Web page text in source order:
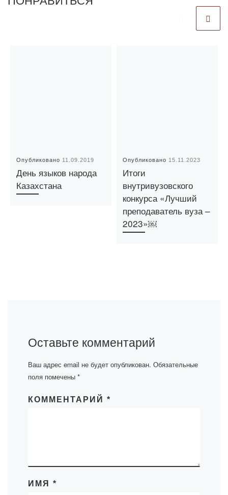
Опубликовано 11.09.2019
День языков народа
Казахстана
Опубликовано 15.11.2023
Итоги
внутривузовского
конкурса «Лучший
преподаватель вуза –
2023»￼
Оставьте комментарий
Ваш адрес email не будет опубликован. Обязательные
поля помечены *
КОММЕНТАРИЙ *
ИМЯ *